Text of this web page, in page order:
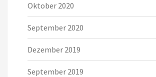
Oktober 2020
September 2020
Dezember 2019
September 2019